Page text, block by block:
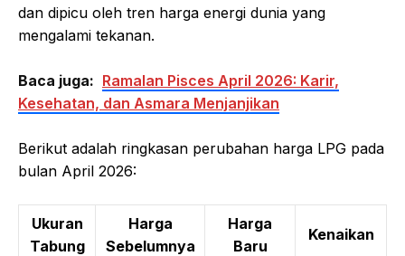
dan dipicu oleh tren harga energi dunia yang
mengalami tekanan.
Baca juga: Ramalan Pisces April 2026: Karir,
Kesehatan, dan Asmara Menjanjikan
Berikut adalah ringkasan perubahan harga LPG pada
bulan April 2026:
Ukuran
Tabung
Harga
Sebelumnya
Harga
Baru
Kenaikan